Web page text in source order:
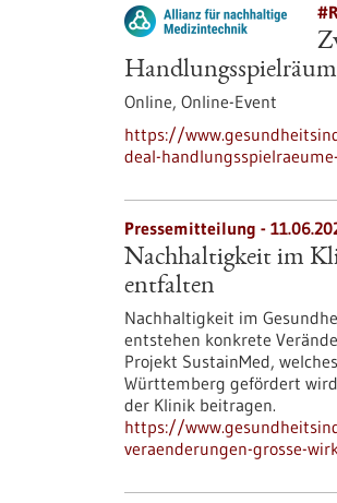
Online, Online-Event
https://
deal-
Pressemitteilung -
Nachhaltigkeit im
entfalten
Nachhaltigkeit im
entstehen konkrete
Projekt SustainMed,
Württemberg gefördert
der Klinik beitragen.
https://
veraenderungen-grosse-